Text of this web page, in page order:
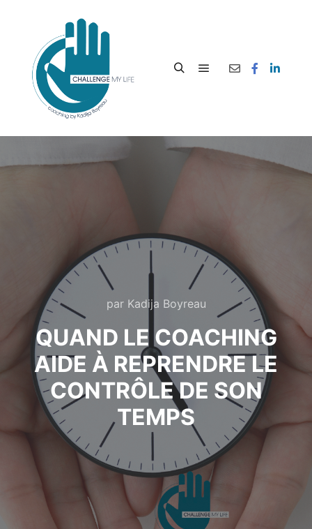
par Kadija Boyreau
QUAND LE COACHING
AIDE À REPRENDRE LE
CONTRÔLE DE SON
TEMPS